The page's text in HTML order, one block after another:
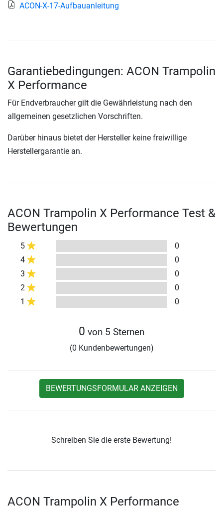
ACON-X-17-Aufbauanleitung
Garantiebedingungen: ACON Trampolin
X Performance
Für Endverbraucher gilt die Gewährleistung nach den
allgemeinen gesetzlichen Vorschriften.
Darüber hinaus bietet der Hersteller keine freiwillige
Herstellergarantie an.
ACON Trampolin X Performance Test &
Bewertungen
5
0
4
0
3
0
2
0
1
0
0 von 5 Sternen
(0 Kundenbewertungen)
BEWERTUNGSFORMULAR ANZEIGEN
Schreiben Sie die erste Bewertung!
ACON Trampolin X Performance